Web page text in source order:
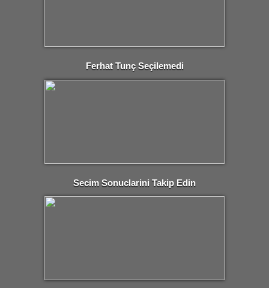
Ferhat Tunç Seçilemedi
Secim Sonuclarini Takip Edin